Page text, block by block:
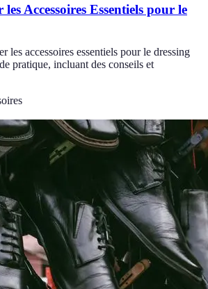
Accessoires Essentiels pour le
les accessoires essentiels pour le dressing
pratique, incluant des conseils et